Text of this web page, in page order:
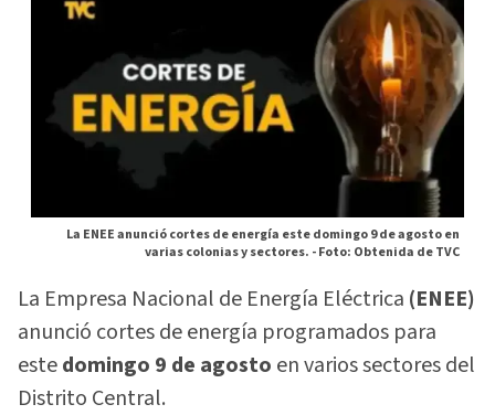
La ENEE anunció cortes de energía este domingo 9 de agosto en
varias colonias y sectores. -Foto: Obtenida de TVC
La Empresa Nacional de Energía Eléctrica (ENEE)
anunció cortes de energía programados para
estedomingo 9 de agosto en varios sectores del
Distrito Central.